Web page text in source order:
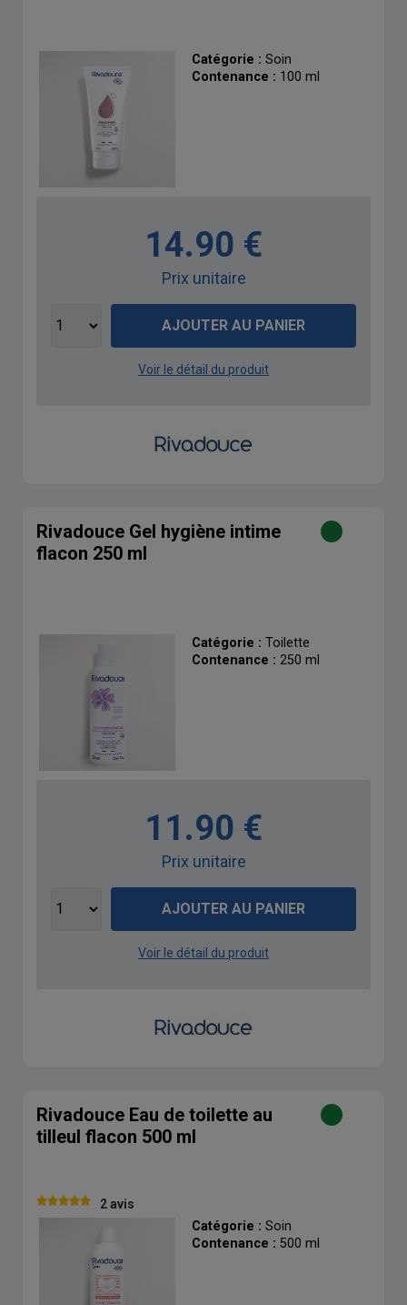
Catégorie : Soin
Contenance : 100 ml
14.90 €
Prix unitaire
AJOUTER AU PANIER
Voir le détail du produit
Rivadouce Gel hygiène intime
flacon 250 ml
Catégorie : Toilette
Contenance : 250 ml
11.90 €
Prix unitaire
AJOUTER AU PANIER
Voir le détail du produit
Rivadouce Eau de toilette au
tilleul flacon 500 ml
2 avis
Catégorie : Soin
Contenance : 500 ml